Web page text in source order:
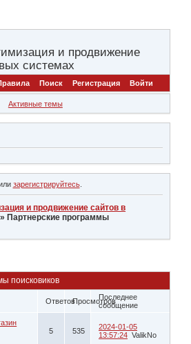
и продвижение
системах
Поиск Регистрация Войти
Активные темы
зарегистрируйтесь.
и продвижение сайтов в
» Партнерские программы
поисковиков
ОтветовПросмотровПоследнее
сообщение
5 535
2024-01-05
13:57:24 ValikNo